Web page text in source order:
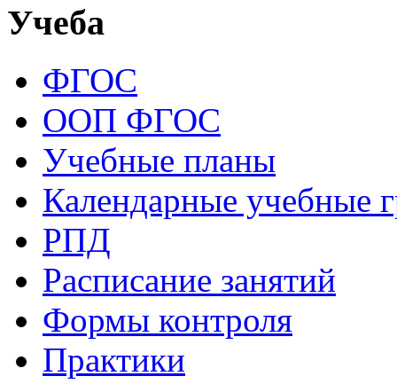
Учеба
ФГОС
ООП ФГОС
Учебные планы
Календарные учебные
РПД
Расписание занятий
Формы контроля
Практики